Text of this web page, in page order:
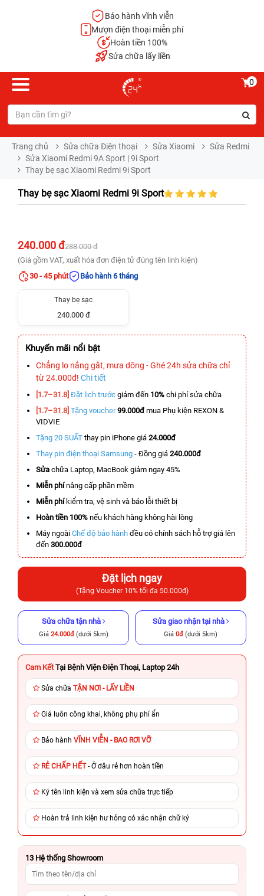
Bảo hành vĩnh viễn
Mượn điện thoại miễn phí
Hoàn tiền 100%
Sửa chữa lấy liền
0
Trang chủ Sửa chữa Điện thoại Sửa Xiaomi
Sửa Redmi
Sửa Xiaomi Redmi 9A Sport | 9i Sport
Thay bẹ sạc Xiaomi Redmi 9i Sport
Thay bẹ sạc Xiaomi Redmi 9i Sport
240.000 đ288.000 đ
(Giá gồm VAT, xuất hóa đơn điện tử đúng tên linh kiện)
30 - 45 phút
Bảo hành 6 tháng
Thay bẹ sạc
240.000 đ
Khuyến mãi nổi bật
Chẳng lo nắng gắt, mưa dông - Ghé 24h sửa chữa chỉ
từ 24.000đ! Chi tiết
[1.7–31.8] Đặt lịch trước giảm đến 10% chi phí sửa chữa
[1.7–31.8] Tặng voucher 99.000đmua Phụ kiện REXON &
VIDVIE
Tặng 20 SUẤT thay pin iPhone giá 24.000đ
Thay pin điện thoại Samsung - Đồng giá 240.000đ
Sửa chữa Laptop, MacBook giảm ngay 45%
Miễn phínâng cấp phần mềm
Miễn phíkiểm tra, vệ sinh và báo lỗi thiết bị
Hoàn tiền 100% nếu khách hàng không hài lòng
Máy ngoài Chế độ bảo hành đều có chính sách hỗ trợ giá lên
đến 300.000đ
Đặt lịch ngay
(Tặng Voucher 10% tối đa 50.000đ)
Sửa chữa tận nhà
Giá 24.000đ(dưới 5km)
Sửa giao nhận tại nhà
Giá 0đ (dưới 5km)
Cam Kết Tại Bệnh Viện Điện Thoại, Laptop 24h
Sửa chữa TẬN NƠI - LẤY LIỀN
Giá luôn công khai, không phụ phí ẩn
Bảo hành VĨNH VIỄN - BAO RƠI VỠ
RẺ CHẤP HẾT- Ở đâu rẻ hơn hoàn tiền
Ký tên linh kiện và xem sửa chữa trực tiếp
Hoàn trả linh kiện hư hỏng có xác nhận chữ ký
13 Hệ thống Showroom